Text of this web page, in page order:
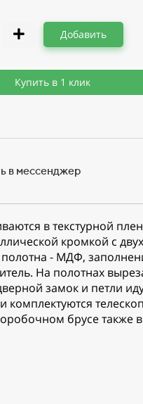
Добавить
Купить в 1 клик
в мессенджер
в текстурной
кромкой с
полотна - МДФ,
На полотнах
замок и петли
комплектуются
брусе также